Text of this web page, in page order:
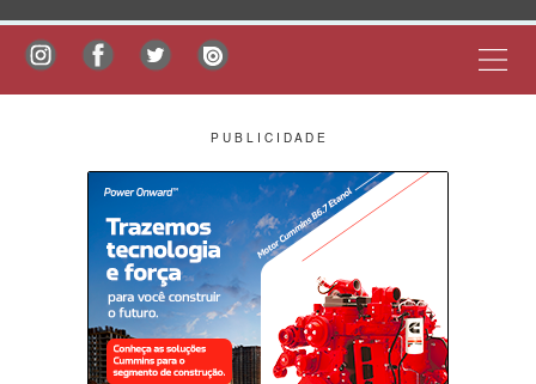
P U B L I C I D A D E